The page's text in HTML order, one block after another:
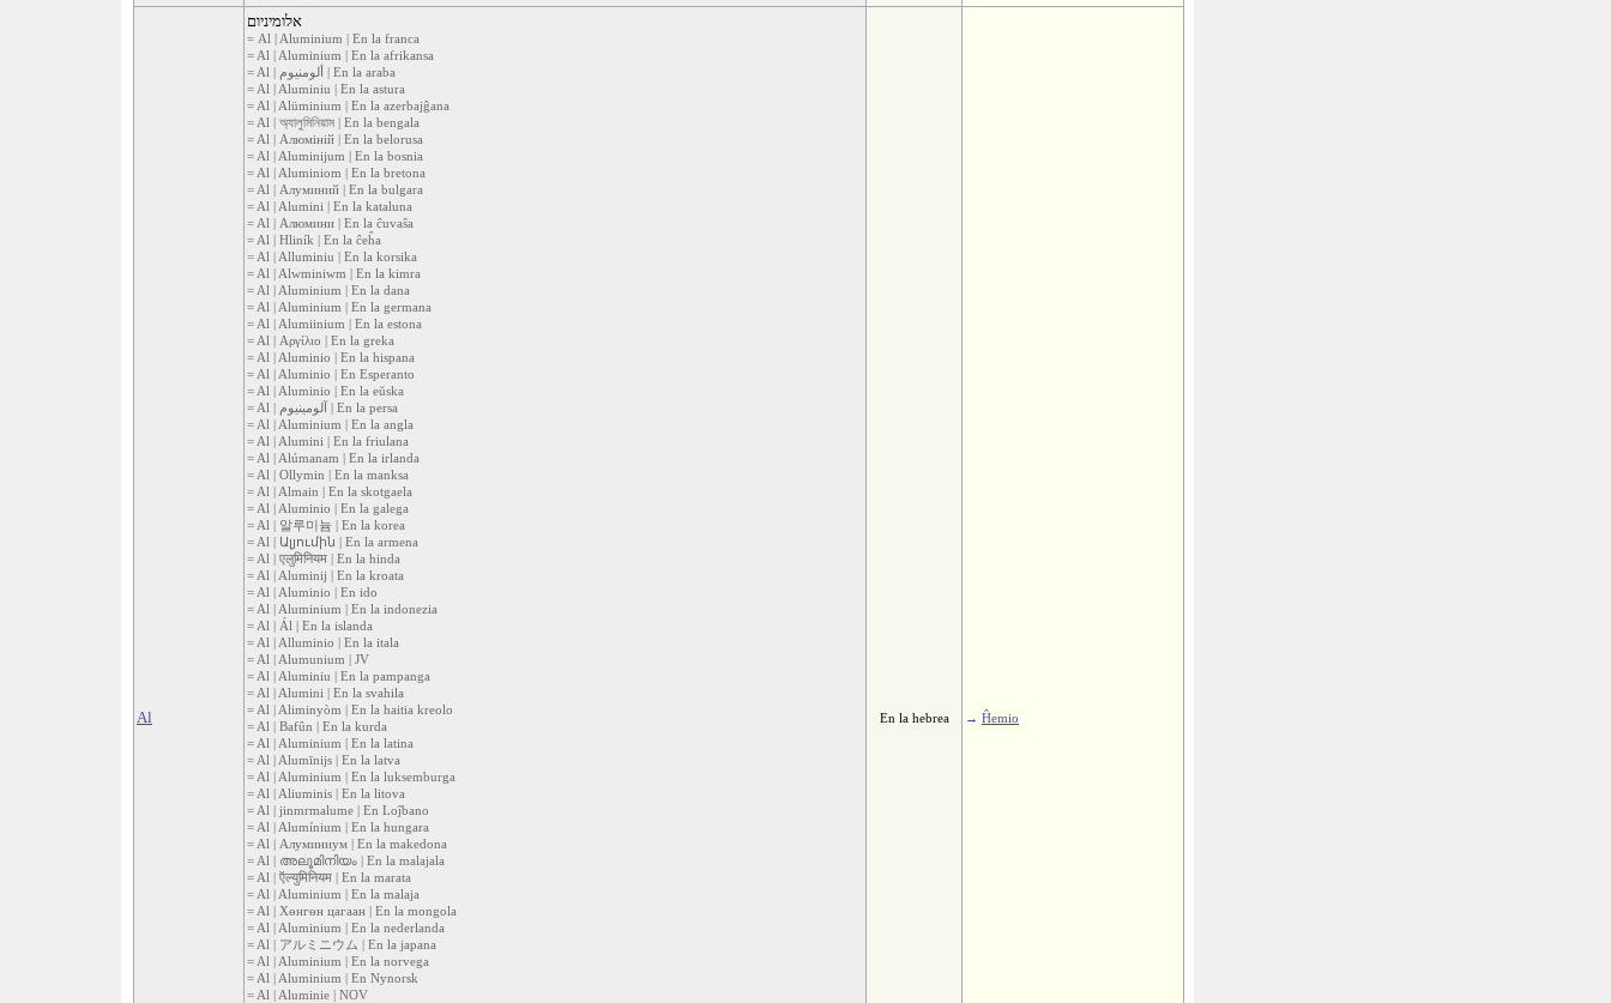
Al
אלומיניום
= Al | Aluminium | En la franca
= Al | Aluminium | En la afrikansa
= Al | ألومنيوم | En la araba
= Al | Aluminiu | En la astura
= Al | Alüminium | En la azerbajĝana
= Al | অ্যালুমিনিয়াম | En la bengala
= Al | Алюміній | En la belorusa
= Al | Aluminijum | En la bosnia
= Al | Aluminiom | En la bretona
= Al | Алуминий | En la bulgara
= Al | Alumini | En la kataluna
= Al | Алюмини | En la ĉuvaŝa
= Al | Hliník | En la ĉeĥa
= Al | Alluminiu | En la korsika
= Al | Alwminiwm | En la kimra
= Al | Aluminium | En la dana
= Al | Aluminium | En la germana
= Al | Alumiinium | En la estona
= Al | Αργίλιο | En la greka
= Al | Aluminio | En la hispana
= Al | Aluminio | En Esperanto
= Al | Aluminio | En la eŭska
= Al | آلومینیوم | En la persa
= Al | Aluminium | En la angla
= Al | Alumini | En la friulana
= Al | Alúmanam | En la irlanda
= Al | Ollymin | En la manksa
= Al | Almain | En la skotgaela
= Al | Aluminio | En la galega
= Al | 알루미늄 | En la korea
= Al | Ալյումին | En la armena
= Al | एलुमिनियम | En la hinda
= Al | Aluminij | En la kroata
= Al | Aluminio | En ido
= Al | Aluminium | En la indonezia
= Al | Ál | En la islanda
= Al | Alluminio | En la itala
= Al | Alumunium | JV
= Al | Aluminiu | En la pampanga
= Al | Alumini | En la svahila
= Al | Aliminyòm | En la haitia kreolo
= Al | Bafûn | En la kurda
= Al | Aluminium | En la latina
= Al | Alumīnijs | En la latva
= Al | Aluminium | En la luksemburga
= Al | Aliuminis | En la litova
= Al | jinmrmalume | En Loĵbano
= Al | Alumínium | En la hungara
= Al | Алуминиум | En la makedona
= Al | അലൂമിനിയം | En la malajala
= Al | ऍल्युमिनियम | En la marata
= Al | Aluminium | En la malaja
= Al | Хөнгөн цагаан | En la mongola
= Al | Aluminium | En la nederlanda
= Al | アルミニウム | En la japana
= Al | Aluminium | En la norvega
= Al | Aluminium | En Nynorsk
= Al | Aluminie | NOV
En la hebrea → Ĥemio